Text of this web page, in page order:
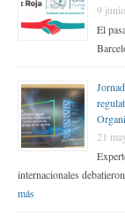
9
El
21
internacionales
más